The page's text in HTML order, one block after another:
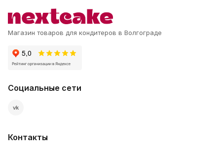
Магазин товаров для кондитеров в Волгограде
Социальные сети
vk
Контакты